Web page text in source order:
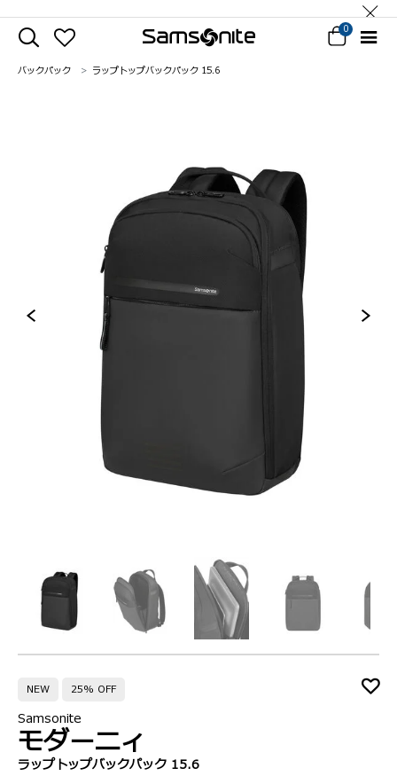
0
バックパック ラップトップバックパック 15.6
NEW 25% OFF
Samsonite
モダーニィ
ラップトップバックパック 15.6